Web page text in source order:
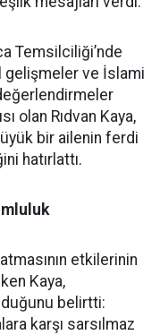
Temsilciliği’nde
ve İslami
olan Rıdvan Kaya,
bir ailenin ferdi
hatırlattı.
etkilerinin
Kaya,
belirtti:
karşı sarsılmaz